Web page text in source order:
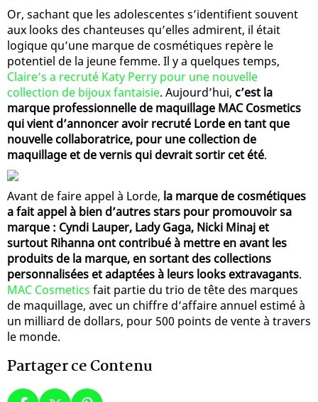
Or, sachant que les adolescentes s’identifient souvent
aux looks des chanteuses qu’elles admirent, il était
logique qu’une marque de cosmétiques repère le
potentiel de la jeune femme. Il y a quelques temps,
Claire’s a recruté Katy Perry pour une nouvelle
collection de bijoux fantaisie. Aujourd’hui, c’est la
marque professionnelle de maquillage MAC Cosmetics
qui vient d’annoncer avoir recruté Lorde en tant que
nouvelle collaboratrice, pour une collection de
maquillage et de vernis qui devrait sortir cet été.
Avant de faire appel à Lorde, la marque de cosmétiques
a fait appel à bien d’autres stars pour promouvoir sa
marque : Cyndi Lauper, Lady Gaga, Nicki Minaj et
surtout Rihanna ont contribué à mettre en avant les
produits de la marque, en sortant des collections
personnalisées et adaptées à leurs looks extravagants.
MAC Cosmetics fait partie du trio de tête des marques
de maquillage, avec un chiffre d’affaire annuel estimé à
un milliard de dollars, pour 500 points de vente à travers
le monde.
Partager ce Contenu